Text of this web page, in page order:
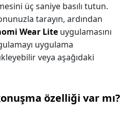
üç saniye basılı tutun.
tarayın, ardından
Wear Lite uygulamasını
uygulama
veya aşağıdaki
özelliği var mı?